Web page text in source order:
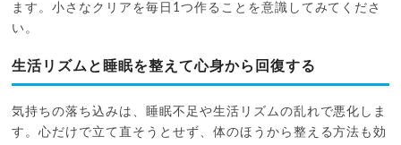
ます。小さなクリアを毎日1つ作ることを意識してみてくださ
い。
生活リズムと睡眠を整えて心身から回復する
気持ちの落ち込みは、睡眠不足や生活リズムの乱れで悪化しま
す。心だけで立て直そうとせず、体のほうから整える方法も効